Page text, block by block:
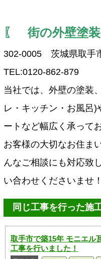
〖 街の外壁塗
302-0005 茨城県取手
TEL:0120-862-879
当社では、外壁の塗装
レ・キッチン・お風呂
ートなど幅広く承って
お客様の大切なお住ま
んなご相談にも対応致
い合わせくださいませ！
同じ工事を行った施
取手市で築15年 モニエル
工事を行いました！